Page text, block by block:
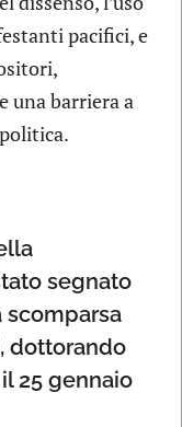
pacifici, e
una barriera a
segnato
scomparsa
dottorando
25 gennaio